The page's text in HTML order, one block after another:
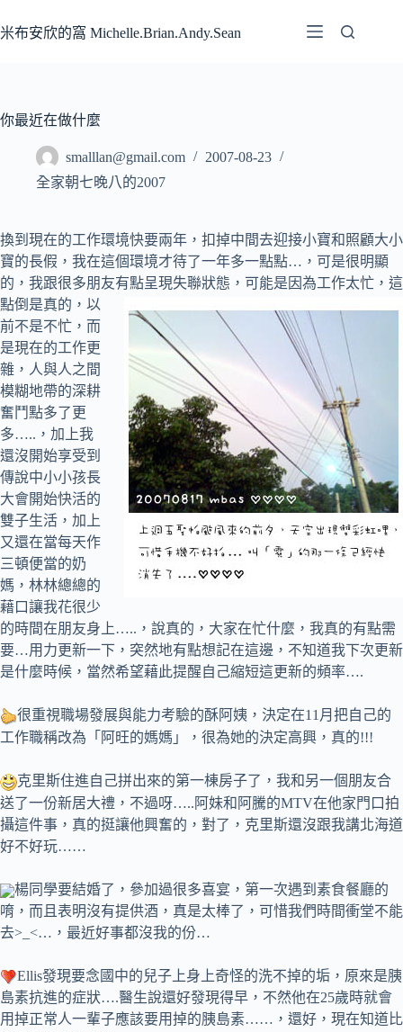
至
容
米布安欣的窩 Michelle.Brian.Andy.Sean
你最近在做什麼
smalllan@gmail.com
2007-08-23
全家朝七晚八的2007
換到現在的工作環境快要兩年，扣掉中間去迎接小寶和照顧大小
寶的長假，我在這個環境才待了一年多一點點…，可是很明顯
的，我跟很多朋友有點呈現失聯狀態，可能是因為工作太忙，這
點倒是真的，以
前不是不忙，而
是現在的工作更
雜，人與人之間
模糊地帶的深耕
奮鬥點多了更
多…..，加上我
還沒開始享受到
傳說中小小孩長
大會開始快活的
雙子生活，加上
又還在當每天作
三頓便當的奶
媽，林林總總的
藉口讓我花很少
的時間在朋友身上…..，說真的，大家在忙什麼，我真的有點需
要…用力更新一下，突然地有點想記在這邊，不知道我下次更新
是什麼時候，當然希望藉此提醒自己縮短這更新的頻率….
很重視職場發展與能力考驗的酥阿姨，決定在11月把自己的
工作職稱改為「阿旺的媽媽」，很為她的決定高興，真的!!!
克里斯住進自己拼出來的第一棟房子了，我和另一個朋友合
送了一份新居大禮，不過呀…..阿妹和阿騰的MTV在他家門口拍
攝這件事，真的挺讓他興奮的，對了，克里斯還沒跟我講北海道
好不好玩……
楊同學要結婚了，參加過很多喜宴，第一次遇到素食餐廳的
唷，而且表明沒有提供酒，真是太棒了，可惜我們時間衝堂不能
去>_<…，最近好事都沒我的份…
Ellis發現要念國中的兒子上身上奇怪的洗不掉的垢，原來是胰
島素抗進的症狀….醫生說還好發現得早，不然他在25歲時就會
用掉正常人一輩子應該要用掉的胰島素……，還好，現在知道比